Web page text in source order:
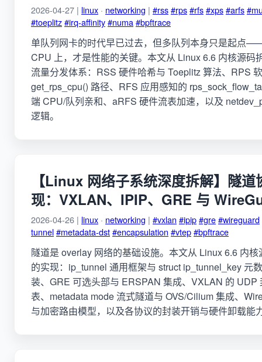
2026-04-27 | linux · networking | #rss#rps#rfs#xps#arfs
#toeplitz#irq-affinity#numa#bpftrace
单队列网卡的时代早已过去，但多队列本身只是起点
CPU 上，才是性能的关键。本文从 Linux 6.6 内核源码
流量分发体系：RSS 硬件哈希与 Toeplitz 算法、RPS
get_rps_cpu() 路径、RFS 应用感知的
端 CPU/队列亲和、aRFS 硬件流表加速，以及
逻辑。
【Linux 网络子系统深度拆解】隧道
现：VXLAN、IPIP、GRE 与
2026-04-26 | linux · networking | #vxlan #ipip#gre#wireguard
tunnel#metadata-dst#encapsulation #vtep#bpftrace
隧道是 overlay 网络的基础设施。本文从 Linux 6.6 内
的实现：ip_tunnel 通用框架与 struct ip_tunnel_key 元
装、GRE 可选头部与 ERSPAN 集成、VXLAN 的 UDP
表、metadata mode 流式隧道与 OVS/Cilium 集成、
与加密路由模型，以及各协议的封装开销与硬件卸载能